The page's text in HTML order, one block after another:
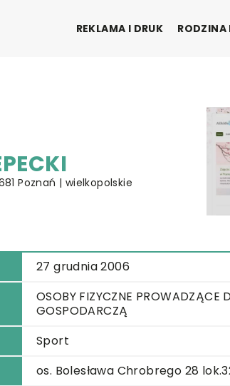
REKLAMA I DRUK RODZINA
Poznań | wielkopolskie
27 grudnia 2006
OSOBY FIZYCZNE PROWADZĄCE
GOSPODARCZĄ
Sport
os. Bolesława Chrobrego 28